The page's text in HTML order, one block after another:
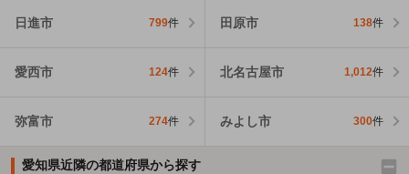
日進市 799件 田原市 138件
愛西市 124件 北名古屋市 1,012件
弥富市 274件 みよし市 300件
愛知県近隣の都道府県から探す